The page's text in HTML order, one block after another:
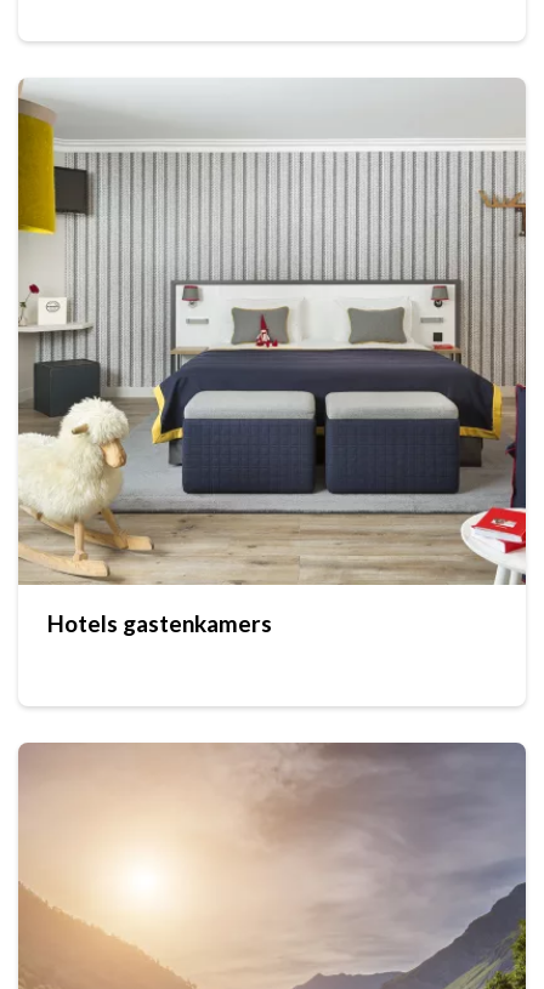
Hotels gastenkamers